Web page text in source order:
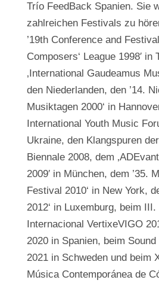
Trío FeedBack Spanien. Sie
zahlreichen Festivals zu
’19th Conference and
Composers‘ League 1998′ in
‚International Gaudeamus
den Niederlanden, den ’14.
Musiktagen 2000‘ in
International Youth Music
Ukraine, den Klangspuren
Biennale 2008, dem
2009′ in München, dem ’35.
Festival 2010‘ in New York,
2012‘ in Luxemburg, beim
Internacional VertixeVIGO
2020 in Spanien, beim
2021 in Schweden und beim
Música Contemporánea de